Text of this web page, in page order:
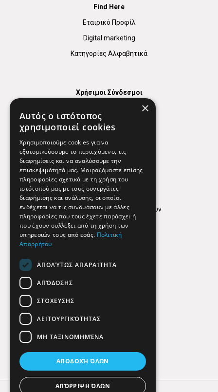
Find Here
Εταιρικό Προφίλ
Digital marketing
Κατηγορίες Αλφαβητικά
Χρήσιμοι Σύνδεσμοι
Χρήσιμα Τηλέφωνα
Εφημερεύοντα Φαρμακεία
Απόρρητο
Όροι Χρήσης
Πολιτική προστασίας δεδομένων
Findhere
Social Media
×
Αυτός ο ιστότοπος
χρησιμοποιεί cookies
Χρησιμοποιούμε cookies για να
εξατομικεύσουμε το περιεχόμενο, τις
διαφημίσεις και να αναλύσουμε την
επισκεψιμότητά μας. Μοιραζόμαστε επίσης
πληροφορίες σχετικά με τη χρήση του
ιστότοπού μας με τους συνεργάτες
διαφήμισης και ανάλυσης, οι οποίοι
ενδέχεται να τις συνδυάσουν με άλλες
πληροφορίες που τους έχετε παράσχει ή
που έχουν συλλέξει από τη χρήση των
υπηρεσιών τους από εσάς. Πολιτική
Απορρήτου
ΑΠΟΛΎΤΩΣ ΑΠΑΡΑΊΤΗΤΑ
ΑΠΌΔΟΣΗΣ
ΣΤΌΧΕΥΣΗΣ
ΛΕΙΤΟΥΡΓΙΚΌΤΗΤΑΣ
ΜΗ ΤΑΞΙΝΟΜΗΜΈΝΑ
ΑΠΟΔΟΧΉ ΌΛΩΝ
ΑΠΌΡΡΙΨΗ ΌΛΩΝ